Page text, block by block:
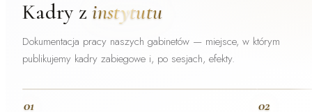
Kadry z instytutu
Dokumentacja pracy naszych gabinetów — miejsce, w którym
publikujemy kadry zabiegowe i, po sesjach, efekty.
01 02